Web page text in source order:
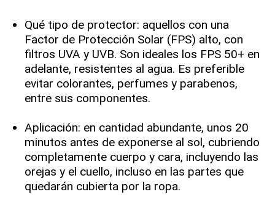
Qué tipo de protector: aquellos con una
Factor de Protección Solar (FPS) alto, con
filtros UVA y UVB. Son ideales los FPS 50+ en
adelante, resistentes al agua. Es preferible
evitar colorantes, perfumes y parabenos,
entre sus componentes.
Aplicación: en cantidad abundante, unos 20
minutos antes de exponerse al sol, cubriendo
completamente cuerpo y cara, incluyendo las
orejas y el cuello, incluso en las partes que
quedarán cubierta por la ropa.